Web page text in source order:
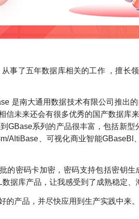
事了五年数据库相关的工作 ，擅长
是南大通用数据技术有限公司推出
未来还会有很多优秀的国产数据库
GBase系列的产品很丰富，包括新
AltiBase、可视化商业智能
密码卡加密，密码支持包括密钥
据库产品，让我感受到了成熟稳定、
产品，并尽快应用到生产实践中来。